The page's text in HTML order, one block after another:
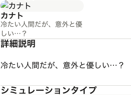
カナト
冷たい人間だが、意外と優
しい…？
詳細説明
冷たい人間だが、意外と優しい…？
シミュレーションタイプ